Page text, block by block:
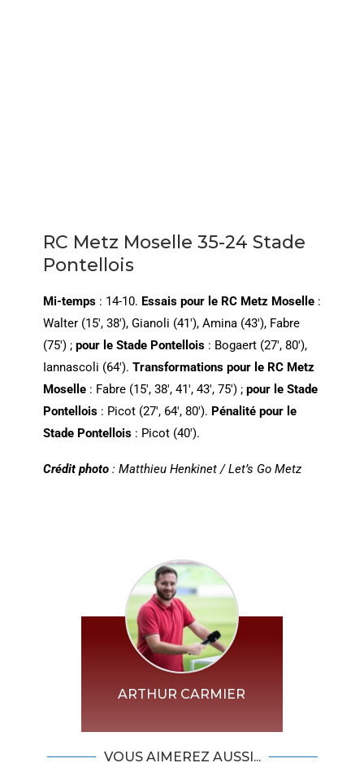
RC Metz Moselle 35-24 Stade
Pontellois
Mi-temps: 14-10. Essais pour le RC Metz Moselle:
Walter (15′, 38′), Gianoli (41′), Amina (43′), Fabre
(75′) ; pour le Stade Pontellois: Bogaert (27′, 80′),
Iannascoli (64′). Transformations pour le RC Metz
Moselle: Fabre (15′, 38′, 41′, 43′, 75′) ; pour le Stade
Pontellois: Picot (27′, 64′, 80′). Pénalité pour le
Stade Pontellois: Picot (40′).
Crédit photo: Matthieu Henkinet / Let’s Go Metz
ARTHUR CARMIER
VOUS AIMEREZ AUSSI...